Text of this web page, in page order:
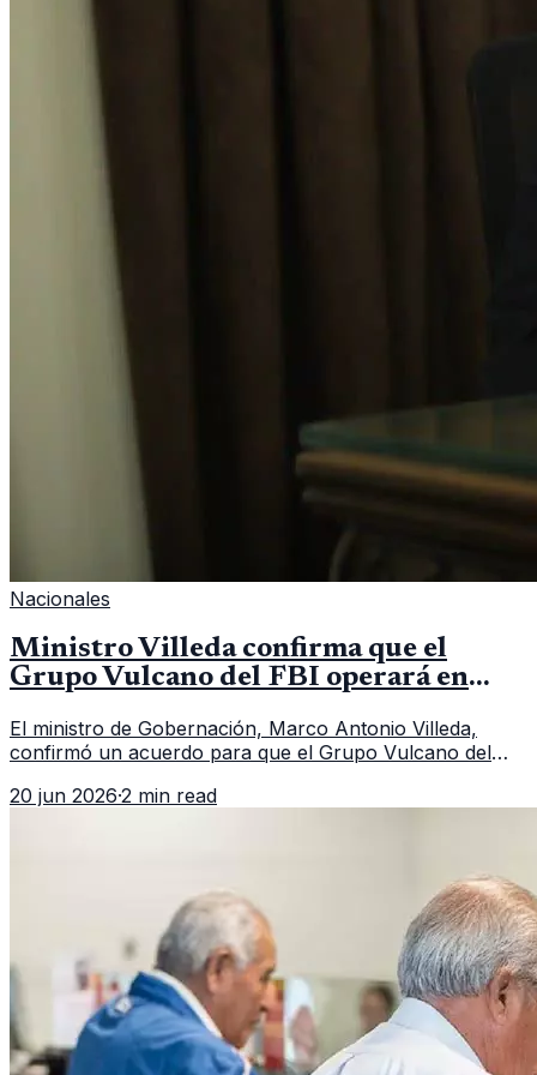
Nacionales
Ministro Villeda confirma que el
Grupo Vulcano del FBI operará en
El ministro de Gobernación, Marco Antonio Villeda,
confirmó un acuerdo para que el Grupo Vulcano del
fallido con la administración anterior del Ministerio
20 jun 2026·2 min read